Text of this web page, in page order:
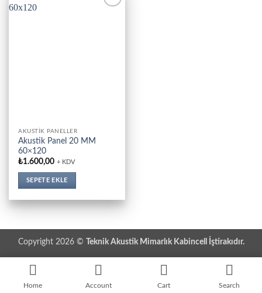
AKUSTIK PANELLER
Akustik Panel 20 MM
60×120
₺1.600,00 + KDV
SEPETE EKLE
Copyright 2026 © Teknik Akustik Mimarlık Kabincell İştirakıdır.
Home Account Cart Search